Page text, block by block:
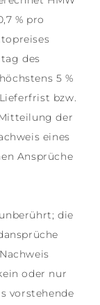
% pro
des
5 %
bzw.
der
eines
Ansprüche
die
oder nur
vorstehende